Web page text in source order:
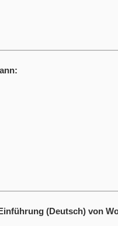
(Deutsch) von